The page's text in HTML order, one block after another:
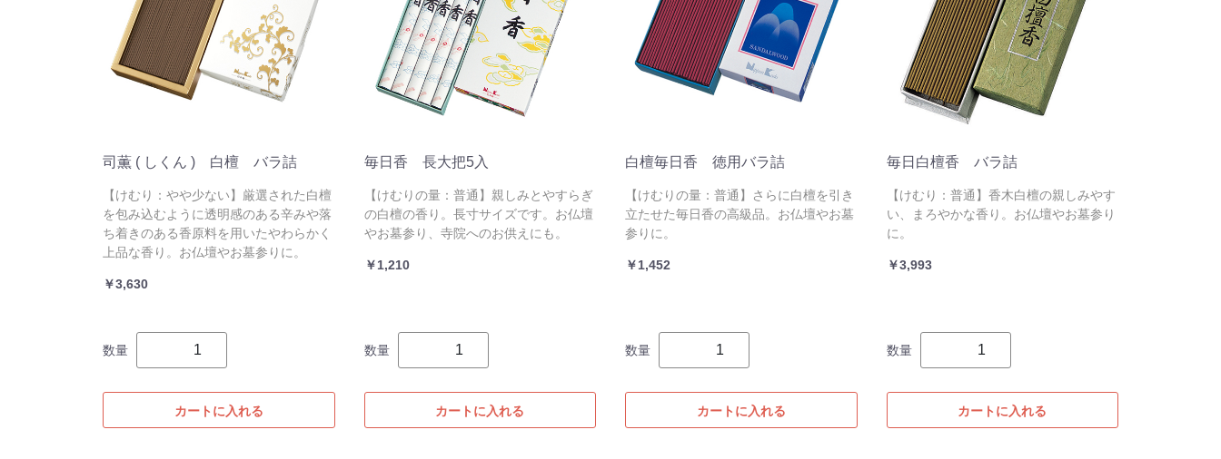
司薫 ( しくん ) 白檀 バラ詰
【けむり：やや少ない】厳選された白檀
を包み込むように透明感のある辛みや落
ち着きのある香原料を用いたやわらかく
上品な香り。お仏壇やお墓参りに。
￥3,630
数量
カートに入れる
毎日香 長大把5入
【けむりの量：普通】親しみとやすらぎ
の白檀の香り。長寸サイズです。お仏壇
やお墓参り、寺院へのお供えにも。
￥1,210
数量
カートに入れる
白檀毎日香 徳用バラ詰
【けむりの量：普通】さらに白檀を引き
立たせた毎日香の高級品。お仏壇やお墓
参りに。
￥1,452
数量
カートに入れる
毎日白檀香 バラ詰
【けむり：普通】香木白檀の親しみやす
い、まろやかな香り。お仏壇やお墓参り
に。
￥3,993
数量
カートに入れる